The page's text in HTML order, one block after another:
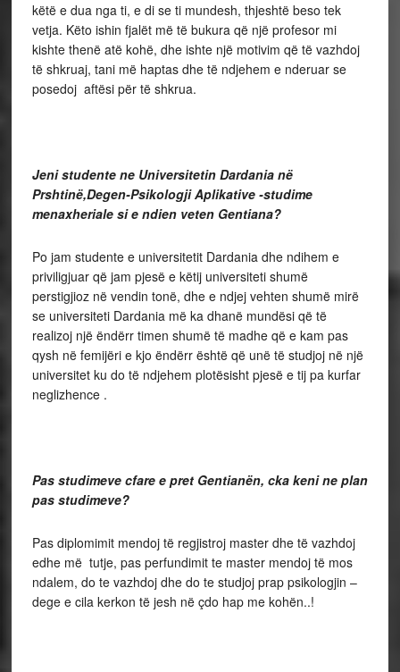
këtë e dua nga ti, e di se ti mundesh, thjeshtë beso tek
vetja. Këto ishin fjalët më të bukura që një profesor mi
kishte thenë atë kohë, dhe ishte një motivim që të vazhdoj
të shkruaj, tani më haptas dhe të ndjehem e nderuar se
posedoj aftësi për të shkrua.
Jeni studente ne Universitetin Dardania në
Prshtinë,Degen-Psikologji Aplikative -studime
menaxheriale si e ndien veten Gentiana?
Po jam studente e universitetit Dardania dhe ndihem e
priviligjuar që jam pjesë e këtij universiteti shumë
perstigjioz në vendin tonë, dhe e ndjej vehten shumë mirë
se universiteti Dardania më ka dhanë mundësi që të
realizoj një ëndërr timen shumë të madhe që e kam pas
qysh në femijëri e kjo ëndërr është që unë të studjoj në një
universitet ku do të ndjehem plotësisht pjesë e tij pa kurfar
neglizhence .
Pas studimeve cfare e pret Gentianën, cka keni ne plan
pas studimeve?
Pas diplomimit mendoj të regjistroj master dhe të vazhdoj
edhe më tutje, pas perfundimit te master mendoj të mos
ndalem, do te vazhdoj dhe do te studjoj prap psikologjin –
dege e cila kerkon të jesh në çdo hap me kohën..!